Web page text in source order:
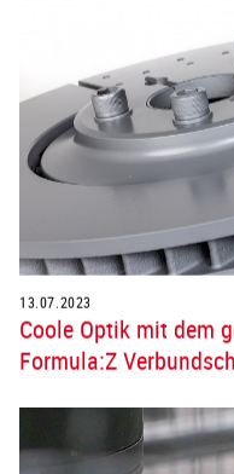
13.07.2023
Coole Optik mit dem
Formula:Z